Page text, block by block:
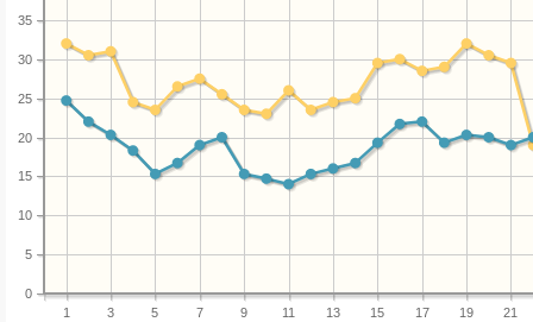
1 3 5 7 9 11 13 15 17 19 21
0
5
10
15
20
25
30
35